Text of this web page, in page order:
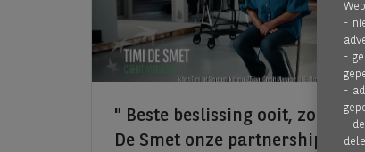
Beste beslissing ooit, zo vat
De Smet onze partnership
-
-
-
-